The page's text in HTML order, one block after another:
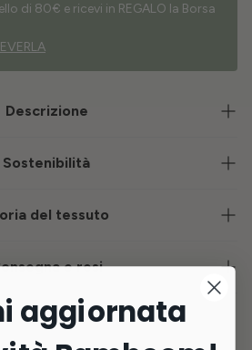
di 80€ e ricevi in REGALO la Borsa
Descrizione
Sostenibilità
del tessuto
e resi
aggiornata